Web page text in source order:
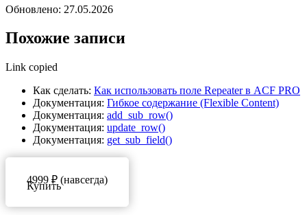
Обновлено: 27.05.2026
Похожие записи
Link copied
Как сделать: Как использовать поле Repeater в ACF PRO
Документация: Гибкое содержание (Flexible Content)
Документация: add_sub_row()
Документация: update_row()
Документация: get_sub_field()
4999 ₽ (навсегда)
Купить